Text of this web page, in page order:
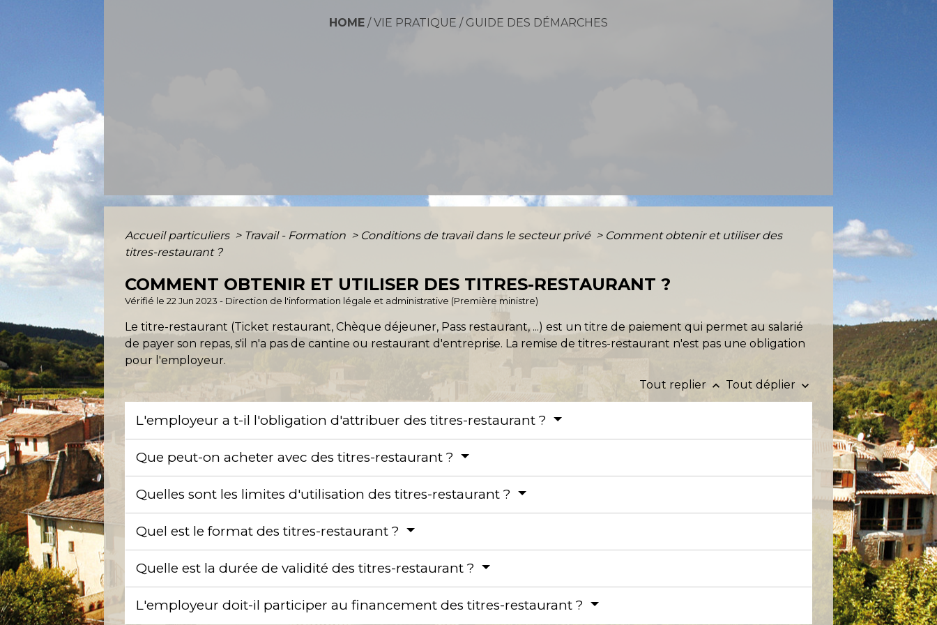
HOME /VIE PRATIQUE / GUIDE DES DÉMARCHES
Accueil particuliers > Travail - Formation > Conditions de travail dans le secteur privé > Comment obtenir et utiliser des
titres-restaurant ?
COMMENT OBTENIR ET UTILISER DES TITRES-RESTAURANT ?
Vérifié le 22 Jun 2023 - Direction de l'information légale et administrative (Première ministre)
Le titre-restaurant (Ticket restaurant, Chèque déjeuner, Pass restaurant, ...) est un titre de paiement qui permet au salarié
de payer son repas, s'il n'a pas de cantine ou restaurant d'entreprise. La remise de titres-restaurant n'est pas une obligation
pour l'employeur.
Tout replier keyboard_arrow_up Tout déplier keyboard_arrow_down
L'employeur a t-il l'obligation d'attribuer des titres-restaurant ?
Que peut-on acheter avec des titres-restaurant ?
Quelles sont les limites d'utilisation des titres-restaurant ?
Quel est le format des titres-restaurant ?
Quelle est la durée de validité des titres-restaurant ?
L'employeur doit-il participer au financement des titres-restaurant ?